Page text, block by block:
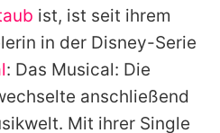
ist, ist seit ihrem
in der Disney-Serie
: Das Musical: Die
anschließend
Mit ihrer Single